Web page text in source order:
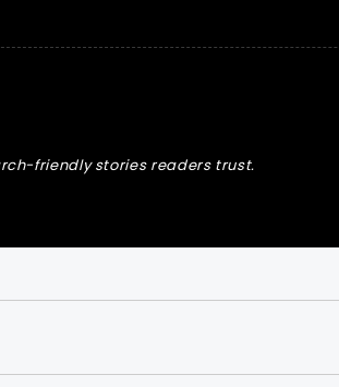
friendly stories readers trust.